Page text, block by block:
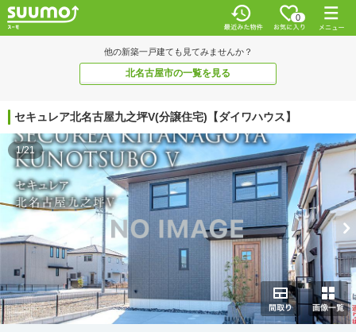
0
他の新築一戸建ても見てみませんか？
北名古屋市の一覧を見る
セキュレア北名古屋九之坪V(分譲住宅)【ダイワハウス】
1/21